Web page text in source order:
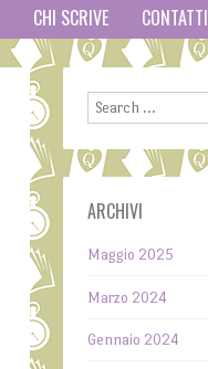
CONTATTI
CHI SCRIVE
Search
ARCHIVI
Maggio 2025
Marzo 2024
Gennaio 2024